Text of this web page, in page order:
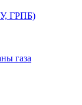
ГРПБ)
газа